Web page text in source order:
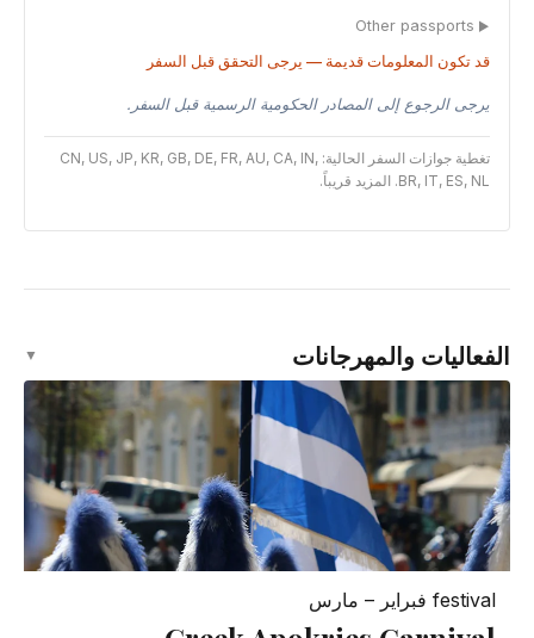
Other passports
قد تكون المعلومات قديمة — يرجى التحقق قبل السفر
يرجى الرجوع إلى المصادر الحكومية الرسمية قبل السفر.
تغطية جوازات السفر الحالية: CN, US, JP, KR, GB, DE, FR, AU, CA, IN,
BR, IT, ES, NL. المزيد قريباً.
الفعاليات والمهرجانات ▼
festival فبراير – مارس